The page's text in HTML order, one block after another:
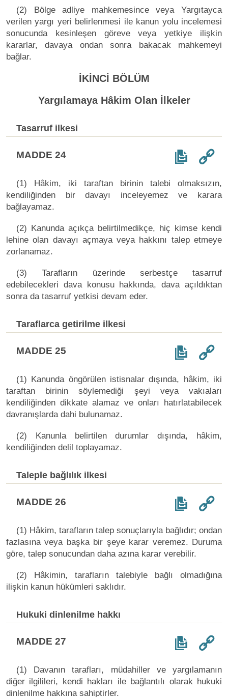
(2) Bölge adliye mahkemesince veya Yargıtayca
verilen yargı yeri belirlenmesi ile kanun yolu incelemesi
sonucunda kesinleşen göreve veya yetkiye ilişkin
kararlar, davaya ondan sonra bakacak mahkemeyi
bağlar.
İKİNCİ BÖLÜM
Yargılamaya Hâkim Olan İlkeler
Tasarruf ilkesi
MADDE 24
(1) Hâkim, iki taraftan birinin talebi olmaksızın,
kendiliğinden bir davayı inceleyemez ve karara
bağlayamaz.
(2) Kanunda açıkça belirtilmedikçe, hiç kimse kendi
lehine olan davayı açmaya veya hakkını talep etmeye
zorlanamaz.
(3) Tarafların üzerinde serbestçe tasarruf
edebilecekleri dava konusu hakkında, dava açıldıktan
sonra da tasarruf yetkisi devam eder.
Taraflarca getirilme ilkesi
MADDE 25
(1) Kanunda öngörülen istisnalar dışında, hâkim, iki
taraftan birinin söylemediği şeyi veya vakıaları
kendiliğinden dikkate alamaz ve onları hatırlatabilecek
davranışlarda dahi bulunamaz.
(2) Kanunla belirtilen durumlar dışında, hâkim,
kendiliğinden delil toplayamaz.
Taleple bağlılık ilkesi
MADDE 26
(1) Hâkim, tarafların talep sonuçlarıyla bağlıdır; ondan
fazlasına veya başka bir şeye karar veremez. Duruma
göre, talep sonucundan daha azına karar verebilir.
(2) Hâkimin, tarafların talebiyle bağlı olmadığına
ilişkin kanun hükümleri saklıdır.
Hukuki dinlenilme hakkı
MADDE 27
(1) Davanın tarafları, müdahiller ve yargılamanın
diğer ilgilileri, kendi hakları ile bağlantılı olarak hukuki
dinlenilme hakkına sahiptirler.